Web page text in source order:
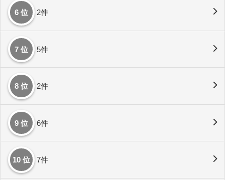
6 位 2件
7 位 5件
8 位 2件
9 位 6件
10 位 7件